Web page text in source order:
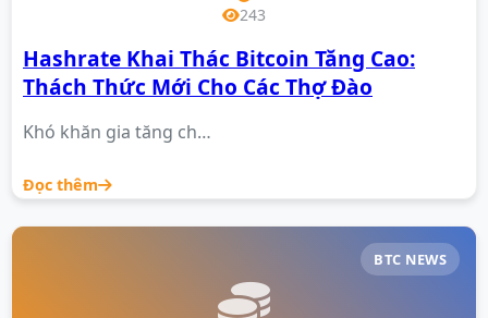
243
Hashrate Khai Thác Bitcoin Tăng Cao:
Thách Thức Mới Cho Các Thợ Đào
Khó khăn gia tăng ch…
Đọc thêm
BTC NEWS